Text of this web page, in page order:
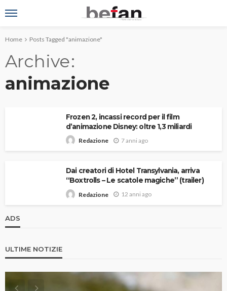
Home Posts Tagged "animazione"
Archive
animazione
Frozen 2, incassi record per il film
d’animazione Disney: oltre 1,3 miliardi
Redazione 7 anni ago
Dai creatori di Hotel Transylvania, arriva
“Boxtrolls – Le scatole magiche” (trailer)
Redazione 12 anni ago
ADS
ULTIME NOTIZIE